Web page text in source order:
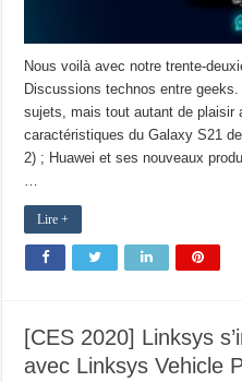
Nous voilà avec notre trente-
Discussions technos entre
sujets, mais tout autant de plaisir
caractéristiques du Galaxy S21
2) ; Huawei et ses nouveaux
Lire +
[CES 2020] Linksys
avec Linksys Vehicle